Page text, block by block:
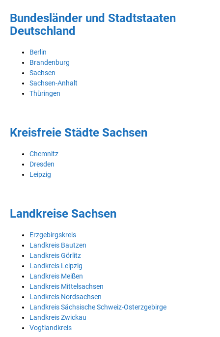
Bundesländer und Stadtstaaten
Deutschland
Berlin
Brandenburg
Sachsen
Sachsen-Anhalt
Thüringen
Kreisfreie Städte Sachsen
Chemnitz
Dresden
Leipzig
Landkreise Sachsen
Erzgebirgskreis
Landkreis Bautzen
Landkreis Görlitz
Landkreis Leipzig
Landkreis Meißen
Landkreis Mittelsachsen
Landkreis Nordsachsen
Landkreis Sächsische Schweiz-Osterzgebirge
Landkreis Zwickau
Vogtlandkreis